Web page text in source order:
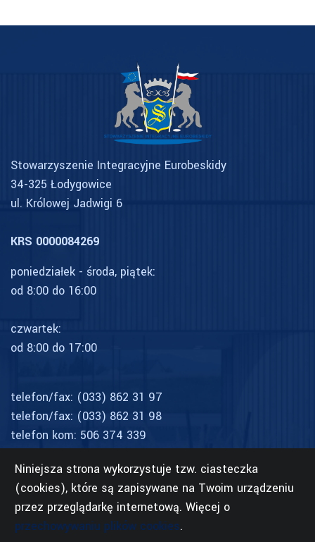
Stowarzyszenie Integracyjne Eurobeskidy
34-325 Łodygowice
ul. Królowej Jadwigi 6
KRS 0000084269
poniedziałek - środa, piątek:
od 8:00 do 16:00
czwartek:
od 8:00 do 17:00
telefon/fax: (033) 862 31 97
telefon/fax: (033) 862 31 98
telefon kom: 506 374 339
Niniejsza strona wykorzystuje tzw. ciasteczka
(cookies), które są zapisywane na Twoim urządzeniu
przez przeglądarkę internetową. Więcej o
przechowywaniu plików cookies.